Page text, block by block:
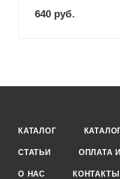
640 руб.
КАТАЛОГ
СТАТЬИ ОПЛАТА
О НАС КОНТАКТЫ